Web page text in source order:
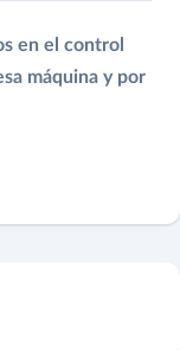
en el control
máquina y por